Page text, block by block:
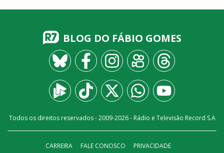
BLOG DO FÁBIO GOMES
Todos os direitos reservados - 2009-2026- Rádio e Televisão Record S.A
CARREIRA FALE CONOSCO
PRIVACIDADE